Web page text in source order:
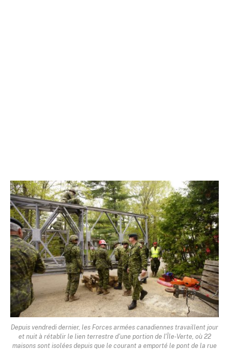
Depuis vendredi dernier, les Forces armées canadiennes travaillent jour
et nuit à rétablir le lien terrestre d'une portion de l'Île-Verte, où 22
maisons sont isolées depuis que le courant a emporté le pont de la rue